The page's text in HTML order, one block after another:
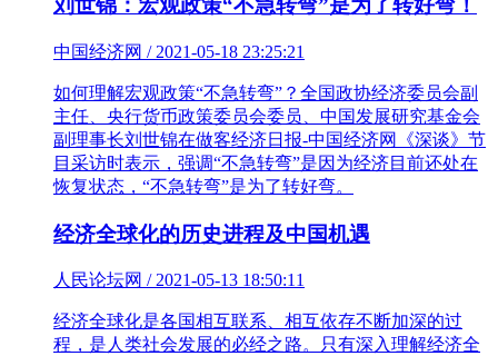
刘世锦：宏观政策“不急转弯”是为了转好弯！
中国经济网 / 2021-05-18 23:25:21
如何理解宏观政策“不急转弯”？全国政协经济委员会副
主任、央行货币政策委员会委员、中国发展研究基金会
副理事长刘世锦在做客经济日报-中国经济网《深谈》节
目采访时表示，强调“不急转弯”是因为经济目前还处在
恢复状态，“不急转弯”是为了转好弯。
经济全球化的历史进程及中国机遇
人民论坛网 / 2021-05-13 18:50:11
经济全球化是各国相互联系、相互依存不断加深的过
程，是人类社会发展的必经之路。只有深入理解经济全